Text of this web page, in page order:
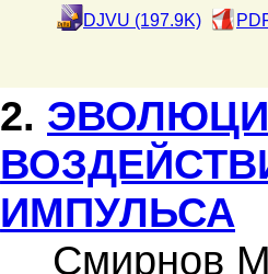
DJVU (197.9K)
2.
ИМПУЛЬСА
Смирнов